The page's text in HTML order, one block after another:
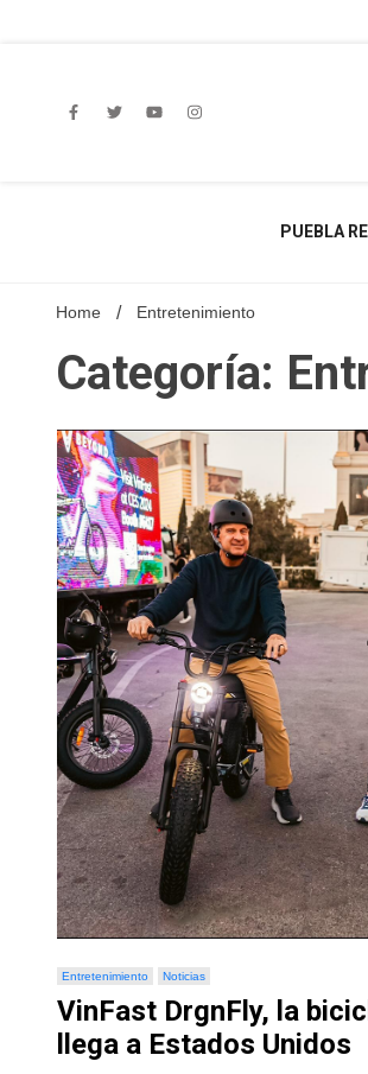
PUEBLA
Home Entretenimiento
Categoría:
Entretenimiento Noticias
VinFast DrgnFly, la
llega a Estados Unidos